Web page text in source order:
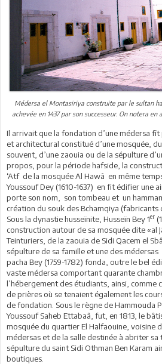
Médersa el Montasiriya construite par le sultan
achevée en 1437 par son successeur. On notera
Il arrivait que la fondation d’une médersa
et architectural constitué d’une mosquée,
souvent, d’une zaouia ou de la sépulture
propos, pour la période hafside, la
‘Atf de la mosquée Al Hawâ en même
Youssouf Dey (1610-1637) en fit édifier une
porte son nom, son tombeau et un
création du souk des Bchamqiya (fabricants
Sous la dynastie husseïnite, Husseïn Bey 1er
construction autour de sa mosquée dite «al
Teinturiers, de la zaouia de Sidi Qacem el
sépulture de sa famille et une des
pacha Bey (1759-1782) fonda, outre le bel
vaste médersa comportant quarante
l’hébergement des étudiants, ainsi, comme
de prières où se tenaient également les
de fondation. Sous le règne de Hammouda
Youssouf Saheb Ettabaâ, fut, en 1813, le
mosquée du quartier El Halfaouine, voisine
médersas et de la salle destinée à abriter
sépulture du saint Sidi Othman Ben Karam
boutiques.